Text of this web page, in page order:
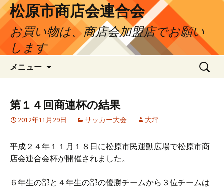
松原市商店会連合会
お買い物は、商店会加盟店でお願い
します
メニュー
ン
ツ
へ
キ
ッ
検
索:
第１４回商連杯の結果
2012年11月29日 サッカー大会 大坪
平成２４年１１月１８日に松原市民運動広場で松原市商
店会連合会杯が開催されました。
６年生の部と４年生の部の優勝チームから３位チームは